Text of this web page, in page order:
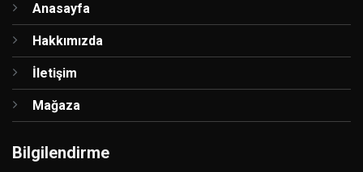
Anasayfa
Hakkımızda
İletişim
Mağaza
Bilgilendirme